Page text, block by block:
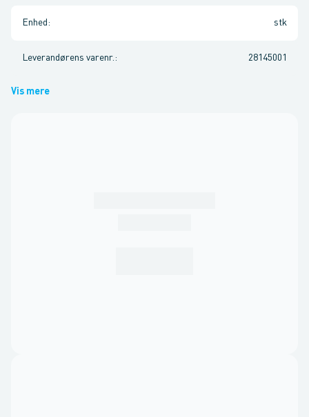
Enhed : stk
Leverandørens varenr. : 28145001
Vis mere